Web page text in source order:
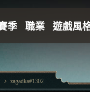
zagadka#1302